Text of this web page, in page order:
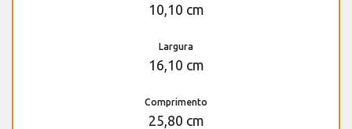
10,10 cm
Largura
16,10 cm
Comprimento
25,80 cm